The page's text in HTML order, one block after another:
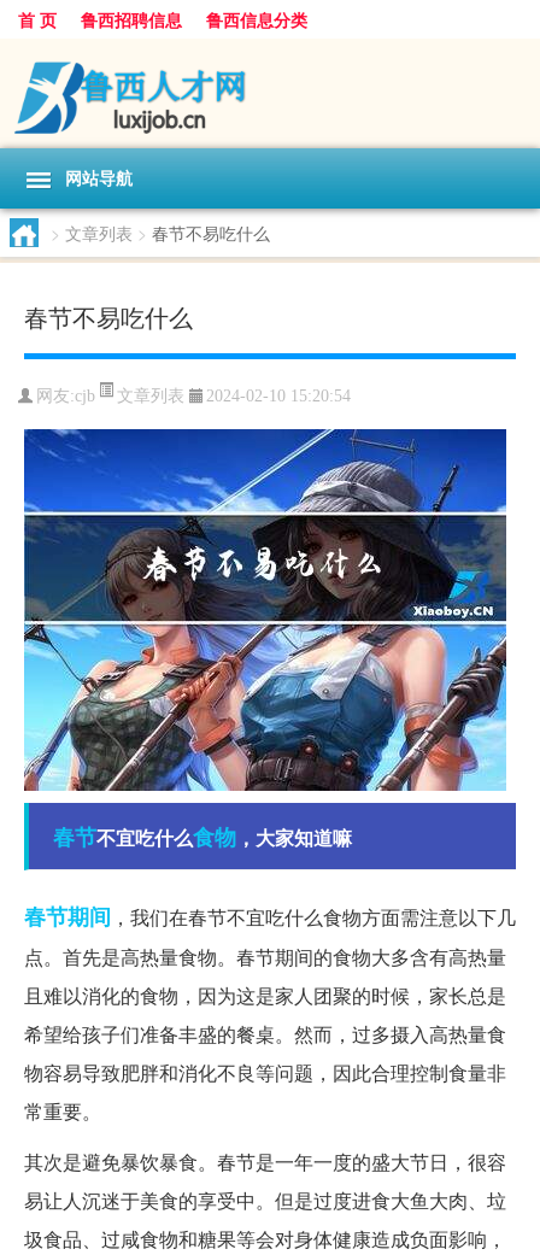
首 页 鲁西招聘信息 鲁西信息分类
网站导航
> 文章列表 > 春节不易吃什么
春节不易吃什么
网友:cjb 文章列表 2024-02-10 15:20:54
春节不宜吃什么食物 ，大家知道嘛
春节期间 ，我们在春节不宜吃什么食物方面需注意以下几
点。首先是高热量食物。春节期间的食物大多含有高热量
且难以消化的食物，因为这是家人团聚的时候，家长总是
希望给孩子们准备丰盛的餐桌。然而，过多摄入高热量食
物容易导致肥胖和消化不良等问题，因此合理控制食量非
常重要。
其次是避免暴饮暴食。春节是一年一度的盛大节日，很容
易让人沉迷于美食的享受中。但是过度进食大鱼大肉、垃
圾食品、过咸食物和糖果等会对身体健康造成负面影响，